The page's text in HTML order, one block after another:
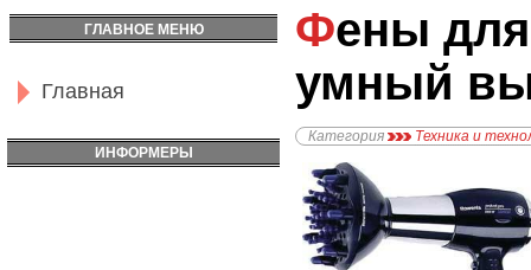
ГЛАВНОЕ МЕНЮ
Главная
ИНФОРМЕРЫ
Фены для волос:
умный
Категория Техника и